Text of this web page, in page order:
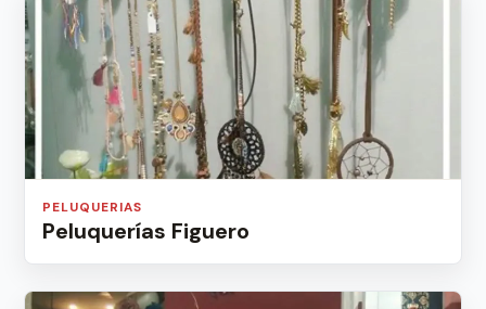
PELUQUERIAS
Peluquerías Figuero